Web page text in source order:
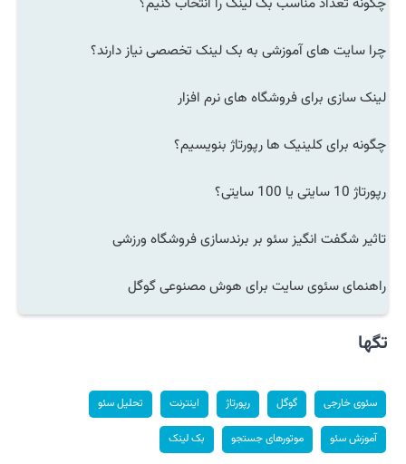
چرا سایت های آموزشی به بک لینک تخصصی نیاز دارند؟
لینک سازی برای فروشگاه های نرم افزار
چگونه برای کلینیک ها رپورتاژ بنویسیم؟
رپورتاژ 10 سایتی یا 100 سایتی؟
تاثیر شگفت انگیز سئو بر برندسازی فروشگاه ورزشی
راهنمای سئوی سایت برای هوش مصنوعی گوگل
تگها
سئوی خارجی گوگل رپورتاژ اینترنت تحلیل سئو
آموزش سئو موتورهای جستجو بک لینک